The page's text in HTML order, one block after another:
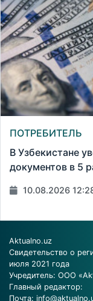
ПОТРЕБИТЕЛЬ
В Узбекистане
документов в 5
10.08.2026
Aktualno.uz
Свидетельство о
июля 2021 года
Учредитель: ООО
Главный редактор:
Почта: